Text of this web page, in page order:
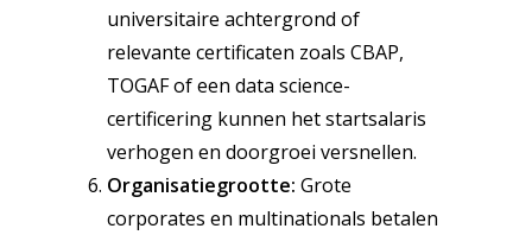
universitaire achtergrond of
relevante certificaten zoals CBAP,
TOGAF of een data science-
certificering kunnen het startsalaris
verhogen en doorgroei versnellen.
Organisatiegrootte: Grote
corporates en multinationals betalen